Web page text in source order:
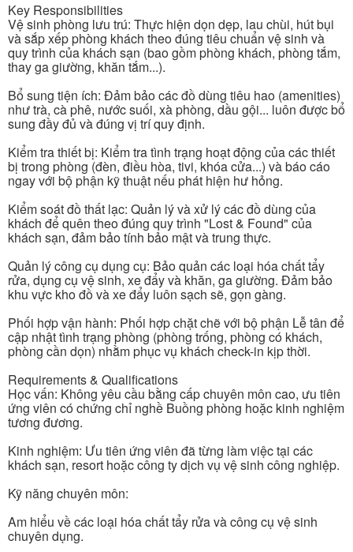
Key Responsibilities
Vệ sinh phòng lưu trú: Thực hiện dọn dẹp, lau chùi, hút bụi
và sắp xếp phòng khách theo đúng tiêu chuẩn vệ sinh và
quy trình của khách sạn (bao gồm phòng khách, phòng tắm,
thay ga giường, khăn tắm...).
Bổ sung tiện ích: Đảm bảo các đồ dùng tiêu hao (amenities)
như trà, cà phê, nước suối, xà phòng, dầu gội... luôn được bổ
sung đầy đủ và đúng vị trí quy định.
Kiểm tra thiết bị: Kiểm tra tình trạng hoạt động của các thiết
bị trong phòng (đèn, điều hòa, tivi, khóa cửa...) và báo cáo
ngay với bộ phận kỹ thuật nếu phát hiện hư hỏng.
Kiểm soát đồ thất lạc: Quản lý và xử lý các đồ dùng của
khách để quên theo đúng quy trình "Lost & Found" của
khách sạn, đảm bảo tính bảo mật và trung thực.
Quản lý công cụ dụng cụ: Bảo quản các loại hóa chất tẩy
rửa, dụng cụ vệ sinh, xe đẩy và khăn, ga giường. Đảm bảo
khu vực kho đồ và xe đẩy luôn sạch sẽ, gọn gàng.
Phối hợp vận hành: Phối hợp chặt chẽ với bộ phận Lễ tân để
cập nhật tình trạng phòng (phòng trống, phòng có khách,
phòng cần dọn) nhằm phục vụ khách check-in kịp thời.
Requirements & Qualifications
Học vấn: Không yêu cầu bằng cấp chuyên môn cao, ưu tiên
ứng viên có chứng chỉ nghề Buồng phòng hoặc kinh nghiệm
tương đương.
Kinh nghiệm: Ưu tiên ứng viên đã từng làm việc tại các
khách sạn, resort hoặc công ty dịch vụ vệ sinh công nghiệp.
Kỹ năng chuyên môn:
Am hiểu về các loại hóa chất tẩy rửa và công cụ vệ sinh
chuyên dụng.